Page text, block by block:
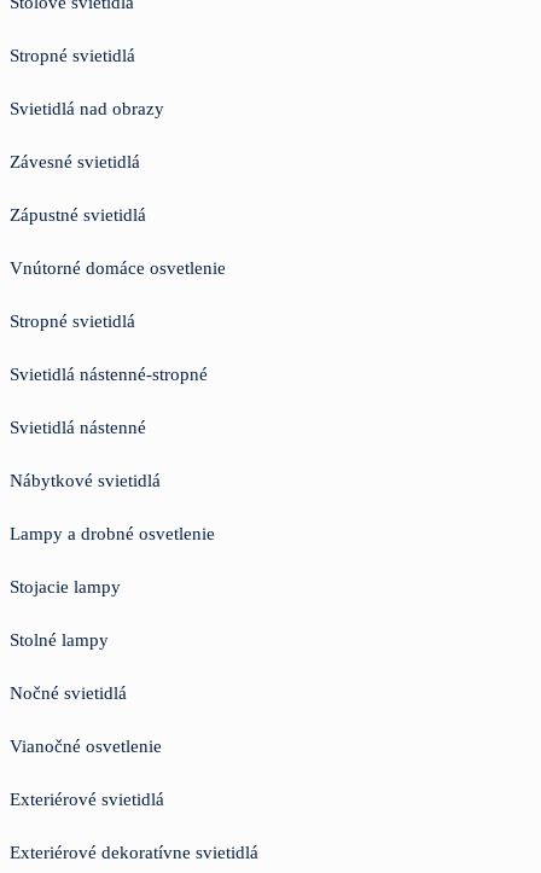
Stropné svietidlá
Svietidlá nad obrazy
Závesné svietidlá
Zápustné svietidlá
Vnútorné domáce osvetlenie
Stropné svietidlá
Svietidlá nástenné-stropné
Svietidlá nástenné
Nábytkové svietidlá
Lampy a drobné osvetlenie
Stojacie lampy
Stolné lampy
Nočné svietidlá
Vianočné osvetlenie
Exteriérové svietidlá
Exteriérové dekoratívne svietidlá